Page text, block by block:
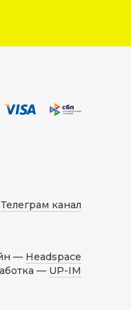
Телеграм канал
— Headspace
— UP-IM